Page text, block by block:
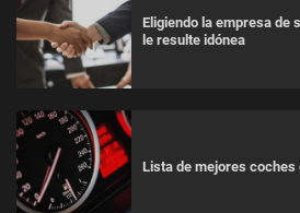
Eligiendo la empresa de
le resulte idónea
Lista de mejores coches